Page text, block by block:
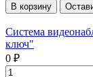
В корзину
Система
ключ"
0 ₽